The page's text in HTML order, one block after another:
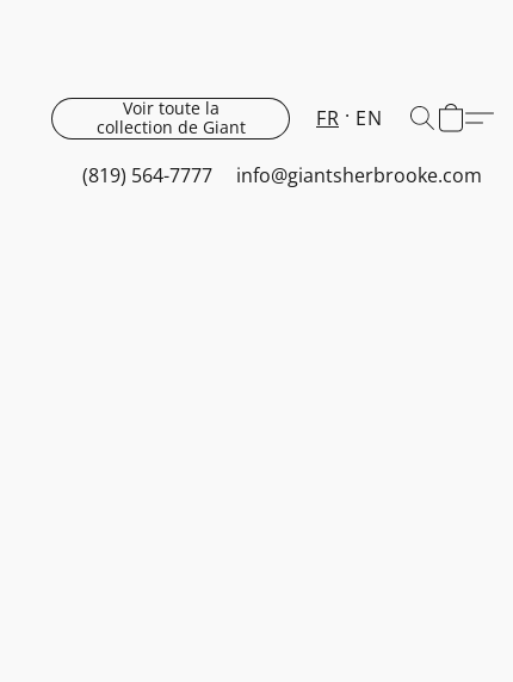
Voir toute la
collection de Giant
FR EN
(819) 564-7777 info@giantsherbrooke.com